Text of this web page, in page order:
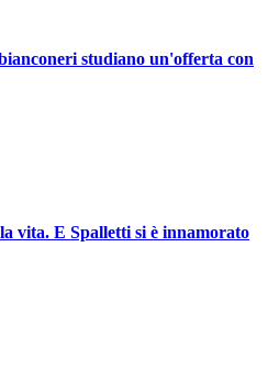
studiano un'offerta con
vita. E Spalletti si è innamorato